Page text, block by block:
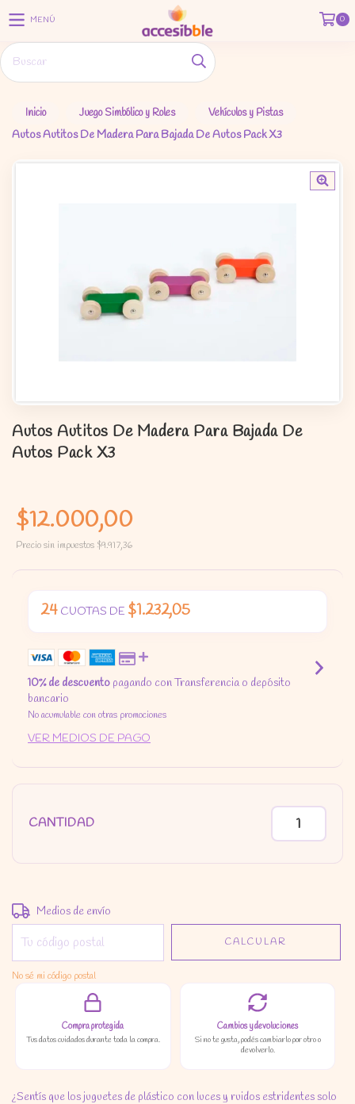
MENÚ 0
Inicio Juego Simbólico y Roles Vehículos y Pistas
Autos Autitos De Madera Para Bajada De Autos Pack X3
Autos Autitos De Madera Para Bajada De
Autos Pack X3
$12.000,00
Precio sin impuestos $9.917,36
24 CUOTAS DE $1.232,05
10% de descuento pagando con Transferencia o depósito
bancario
No acumulable con otras promociones
VER MEDIOS DE PAGO
CANTIDAD
Entregas para el CP:
Medios de envío
CALCULAR
No sé mi código postal
Compra protegida
Tus datos cuidados durante toda la compra.
Cambios y devoluciones
Si no te gusta, podés cambiarlo por otro o
devolverlo.
¿Sentís que los juguetes de plástico con luces y ruidos estridentes solo